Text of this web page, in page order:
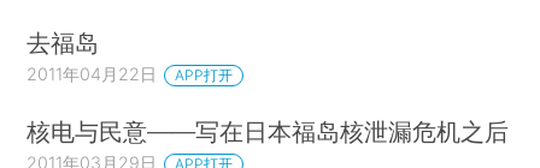
去福岛
2011年04月22日 APP打开
核电与民意——写在日本福岛核泄漏危机之后
2011年03月29日 APP打开